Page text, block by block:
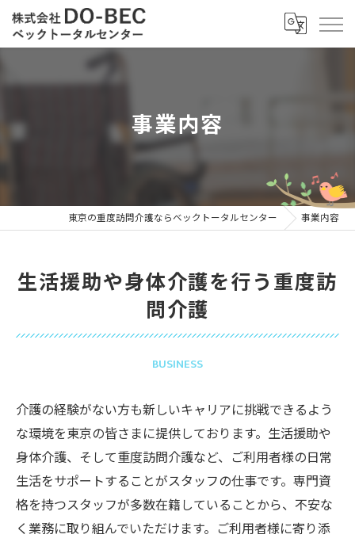
事業内容
東京の重度訪問介護ならベックトータルセンター 事業内容
生活援助や身体介護を行う重度訪
問介護
BUSINESS
介護の経験がない方も新しいキャリアに挑戦できるよう
な環境を東京の皆さまに提供しております。生活援助や
身体介護、そして重度訪問介護など、ご利用者様の日常
生活をサポートすることがスタッフの仕事です。専門資
格を持つスタッフが多数在籍していることから、不安な
く業務に取り組んでいただけます。ご利用者様に寄り添